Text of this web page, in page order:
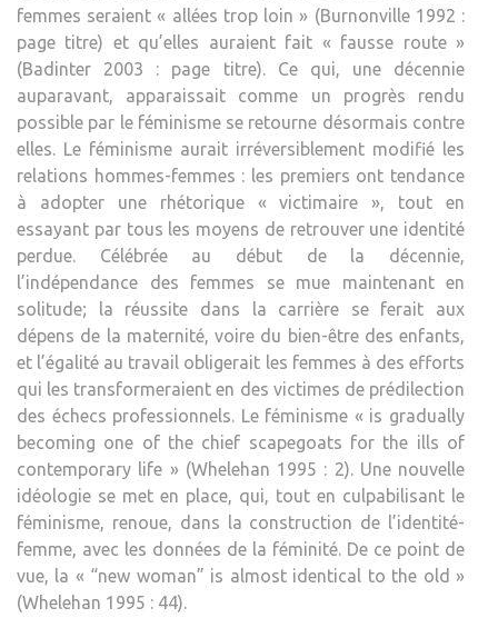
femmes seraient « allées trop loin » (Burnonville 1992 :
page titre) et qu’elles auraient fait « fausse route »
(Badinter 2003 : page titre). Ce qui, une décennie
auparavant, apparaissait comme un progrès rendu
possible par le féminisme se retourne désormais contre
elles. Le féminisme aurait irréversiblement modifié les
relations hommes-femmes : les premiers ont tendance
à adopter une rhétorique « victimaire », tout en
essayant par tous les moyens de retrouver une identité
perdue. Célébrée au début de la décennie,
l’indépendance des femmes se mue maintenant en
solitude; la réussite dans la carrière se ferait aux
dépens de la maternité, voire du bien-être des enfants,
et l’égalité au travail obligerait les femmes à des efforts
qui les transformeraient en des victimes de prédilection
des échecs professionnels. Le féminisme « is gradually
becoming one of the chief scapegoats for the ills of
contemporary life » (Whelehan 1995 : 2). Une nouvelle
idéologie se met en place, qui, tout en culpabilisant le
féminisme, renoue, dans la construction de l’identité-
femme, avec les données de la féminité. De ce point de
vue, la « “new woman” is almost identical to the old »
(Whelehan 1995 : 44).